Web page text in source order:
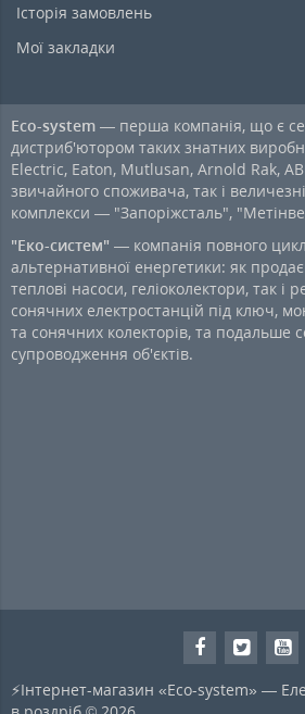
Історія замовлень
Мої закладки
Eco-system — перша компанія, що є
дистриб'ютором таких знатних
Electric, Eaton, Mutlusan, Arnold Rak,
звичайного споживача, так і
комплекси — "Запоріжсталь",
"Еко-систем" — компанія повного
альтернативної енергетики: як
теплові насоси, геліоколектори, так і
сонячних електростанцій під ключ,
та сонячних колекторів, та подальше
супроводження об'єктів.
⚡Інтернет-магазин «Eco-system» —